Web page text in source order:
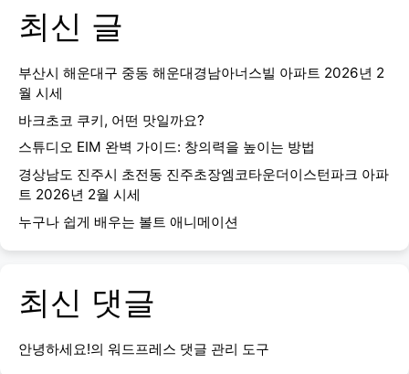
최신 글
부산시 해운대구 중동 해운대경남아너스빌 아파트 2026년 2
월 시세
바크초코 쿠키, 어떤 맛일까요?
스튜디오 EIM 완벽 가이드: 창의력을 높이는 방법
경상남도 진주시 초전동 진주초장엠코타운더이스턴파크 아파
트 2026년 2월 시세
누구나 쉽게 배우는 볼트 애니메이션
최신 댓글
안녕하세요!의 워드프레스 댓글 관리 도구